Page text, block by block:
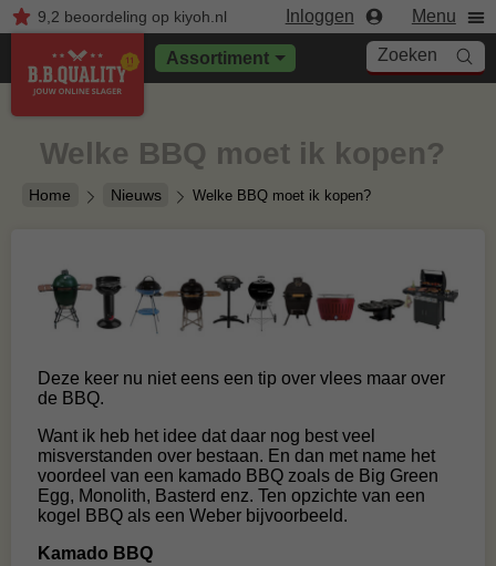
9,2 beoordelingop kiyoh.nl Inloggen Menu
Assortiment Zoeken
Home Nieuws Welke BBQ moet ik kopen?
Welke BBQ moet ik kopen?
Deze keer nu niet eens een tip over vlees maar over
de BBQ.
Want ik heb het idee dat daar nog best veel
misverstanden over bestaan. En dan met name het
voordeel van een kamado BBQ zoals de Big Green
Egg, Monolith, Basterd enz. Ten opzichte van een
kogel BBQ als een Weber bijvoorbeeld.
Kamado BBQ